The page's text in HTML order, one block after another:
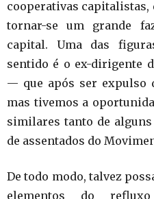
cooperativas capitalistas,
tornar-se um grande
capital. Uma das
sentido é o ex-dirigente
— que após ser expulso
mas tivemos a
similares tanto de
de assentados do
De todo modo, talvez
elementos do